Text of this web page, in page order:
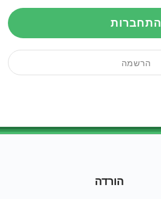
התחברות
הרשמה
הורדה